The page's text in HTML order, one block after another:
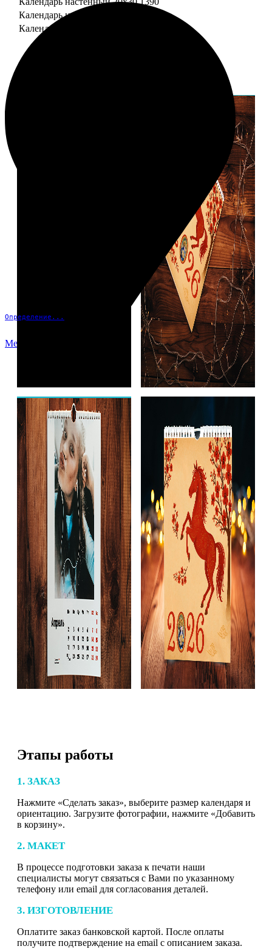
Определение...
Меню
Календарь настенный 30х30
Календарь настенный 30х40
Этапы работы
1. ЗАКАЗ
Нажмите «Сделать заказ», выберите размер календаря и
ориентацию. Загрузите фотографии, нажмите «Добавить
в корзину».
2. МАКЕТ
В процессе подготовки заказа к печати наши
специалисты могут связаться с Вами по указанному
телефону или email для согласования деталей.
3. ИЗГОТОВЛЕНИЕ
Оплатите заказ банковской картой. После оплаты
получите подтверждение на email с описанием заказа.